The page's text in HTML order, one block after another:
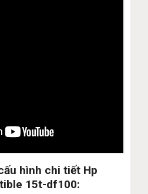
hình chi tiết Hp
15t-df100: